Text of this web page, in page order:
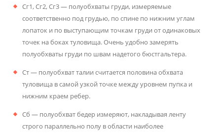
Сг1, Сг2, Сг3 — полуобхваты груди, измеряемые
соответственно под грудью, по спине по нижним углам
лопаток и по выступающим точкам груди от одинаковых
точек на боках туловища. Очень удобно замерять
полуобхваты груди по швам надетого бюстгальтера.
Ст — полуобхват талии считается половина обхвата
туловища в самой узкой точке между уровнем пупка и
нижним краем ребер.
Сб — полуобхват бедер измеряют, накладывая ленту
строго параллельно полу в области наиболее